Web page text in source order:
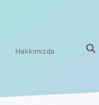
Hakkımızda